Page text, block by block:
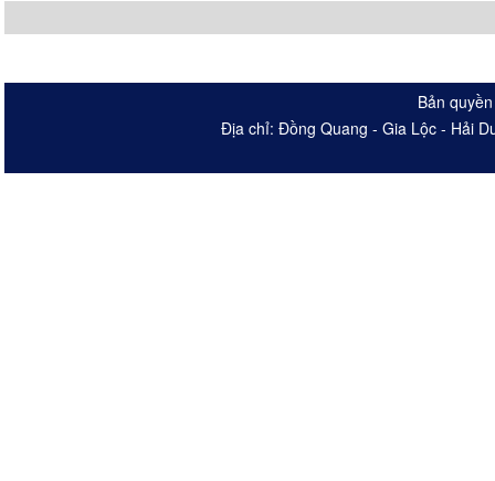
Bản
Địa chỉ: Đồng Quang - Gia Lộc - Hải